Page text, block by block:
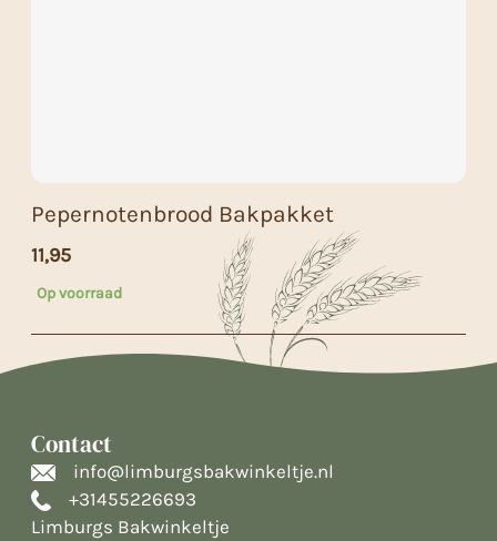
Pepernotenbrood Bakpakket
11,95
Op voorraad
Contact
info@limburgsbakwinkeltje.nl
+31455226693
Limburgs Bakwinkeltje